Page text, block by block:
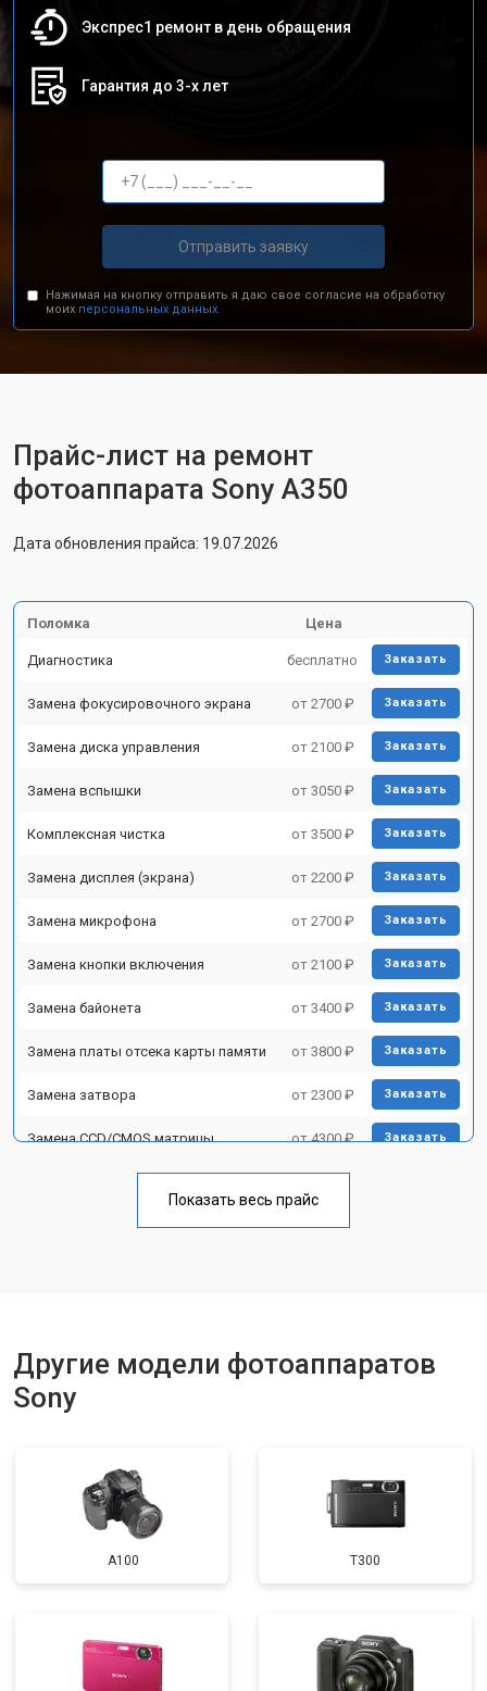
Экспрес1 ремонт в день обращения
Гарантия до 3-х лет
Отправить заявку
Нажимая на кнопку отправить я даю свое согласие на обработку
моих персональных данных.
Прайс-лист на ремонт
фотоаппарата Sony A350
Дата обновления прайса: 19.07.2026
Поломка Цена
Диагностика бесплатно Заказать
Замена фокусировочного экрана от 2700 ₽ Заказать
Замена диска управления от 2100 ₽ Заказать
Замена вспышки от 3050 ₽ Заказать
Комплексная чистка от 3500 ₽ Заказать
Замена дисплея (экрана) от 2200 ₽ Заказать
Замена микрофона от 2700 ₽ Заказать
Замена кнопки включения от 2100 ₽ Заказать
Замена байонета от 3400 ₽ Заказать
Замена платы отсека карты памяти от 3800 ₽ Заказать
Замена затвора от 2300 ₽ Заказать
Замена CCD/CMOS матрицы от 4300 ₽ Заказать
Чистка матрицы от 3100 ₽
Показать весь прайс
Другие модели фотоаппаратов
Sony
A100 T300